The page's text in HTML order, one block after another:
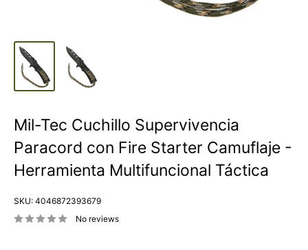
Mil-Tec Cuchillo Supervivencia
Paracord con Fire Starter Camuflaje -
Herramienta Multifuncional Táctica
SKU: 4046872393679
No reviews